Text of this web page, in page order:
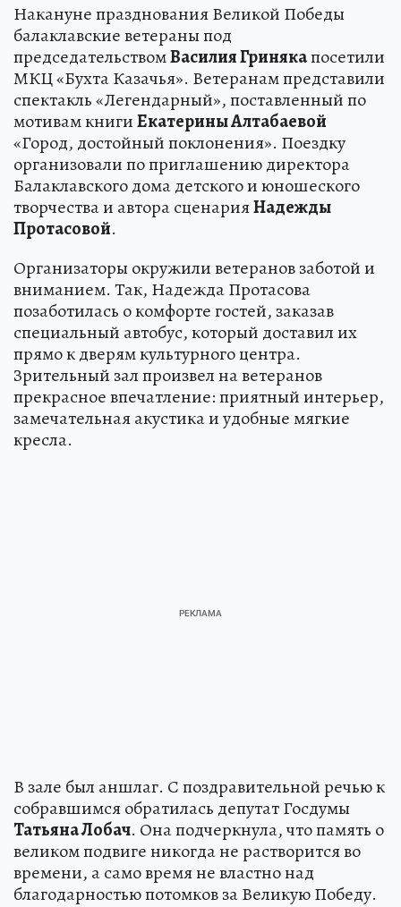
Накануне празднования Великой Победы
балаклавские ветераны под
председательствомВасилия Гринякапосетили
МКЦ «Бухта Казачья». Ветеранам представили
спектакль «Легендарный», поставленный по
мотивам книгиЕкатерины Алтабаевой
«Город, достойный поклонения». Поездку
организовали по приглашению директора
Балаклавского дома детского и юношеского
творчества и автора сценарияНадежды
Протасовой.
Организаторы окружили ветеранов заботой и
вниманием. Так, Надежда Протасова
позаботилась о комфорте гостей, заказав
специальный автобус, который доставил их
прямо к дверям культурного центра.
Зрительный зал произвел на ветеранов
прекрасное впечатление: приятный интерьер,
замечательная акустика и удобные мягкие
кресла.
В зале был аншлаг. С поздравительной речью к
собравшимся обратилась депутат Госдумы
Татьяна Лобач. Она подчеркнула, что память о
великом подвиге никогда не растворится во
времени, а само время не властно над
благодарностью потомков за Великую Победу.